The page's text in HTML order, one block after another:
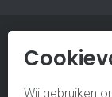
Wij gebruiken